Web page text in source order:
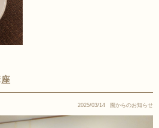
2025/03/14 園からのお知らせ